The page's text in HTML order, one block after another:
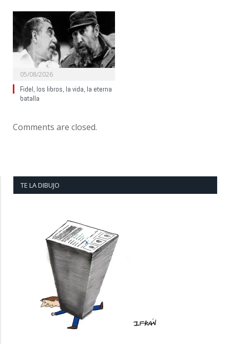
05/08/2026
Fidel, los libros, la vida, la eterna
batalla
Comments are closed.
TE LA DIBUJO